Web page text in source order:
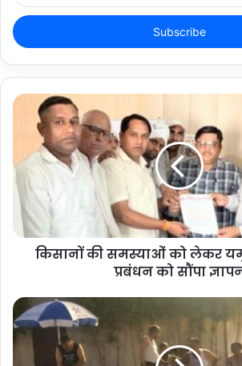
Email
address
किसानों की समस्याओं को लेकर
प्रबंधन को सौंपा